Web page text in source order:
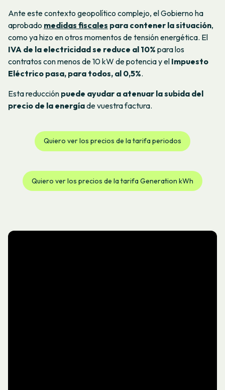
Ante este contexto geopolítico complejo, el Gobierno ha
aprobado medidas fiscales para contener la situación,
como ya hizo en otros momentos de tensión energética. El
IVA de la electricidad se reduce al 10% para los
contratos con menos de 10 kW de potencia y el Impuesto
Eléctrico pasa, para todos, al 0,5%.
Esta reducción puede ayudar a atenuar la subida del
precio de la energíade vuestra factura.
Quiero ver los precios de la tarifa periodos
Quiero ver los precios de la tarifa Generation kWh